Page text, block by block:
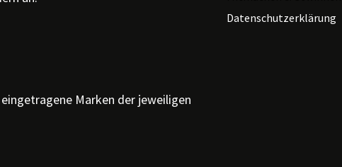
Marken der jeweiligen
Datenschutzerklärung